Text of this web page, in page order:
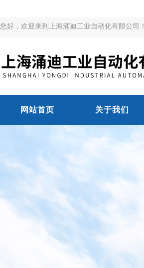
您好，欢迎来到上海涌迪工业自动化有限公司！
网站首页 关于我们